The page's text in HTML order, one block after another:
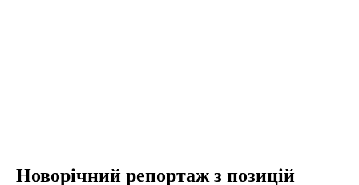
Новорічний репортаж з позицій